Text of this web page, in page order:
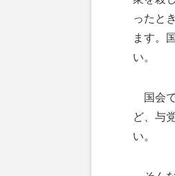
ったと
ます。
い。
国会で
ど、与
い。